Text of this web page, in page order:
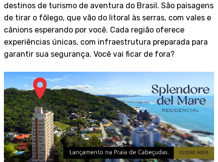
destinos de turismo de aventura do Brasil. São paisagens
de tirar o fôlego, que vão do litoral às serras, com vales e
cânions esperando por você. Cada região oferece
experiências únicas, com infraestrutura preparada para
garantir sua segurança. Você vai ficar de fora?